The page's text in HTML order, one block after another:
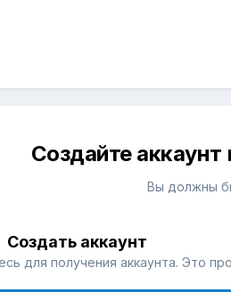
Создайте
Вы должны
Создать аккаунт
для получения аккаунта. Это